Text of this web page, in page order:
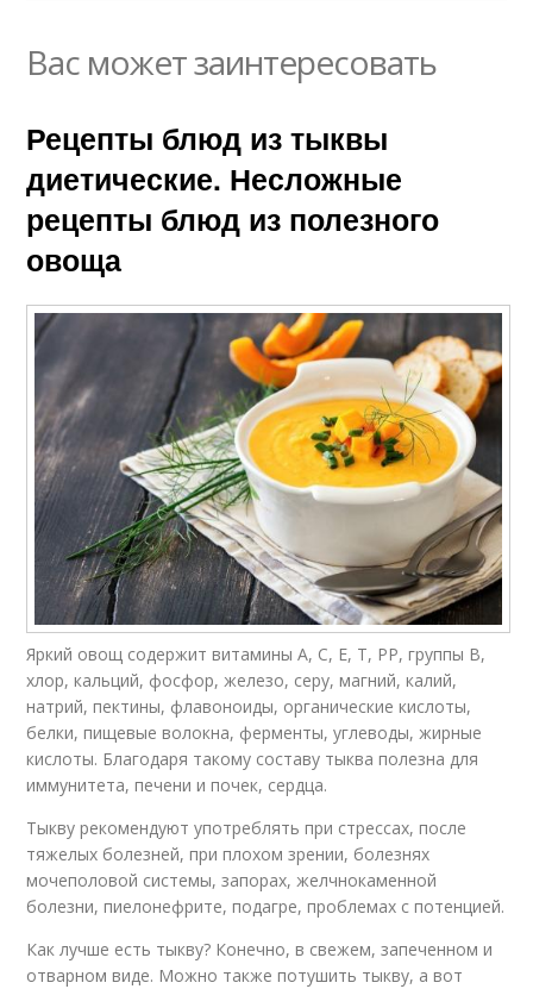
Вас может заинтересовать
Рецепты блюд из тыквы
диетические. Несложные
рецепты блюд из полезного
овоща
Яркий овощ содержит витамины А, С, Е, Т, РР, группы В,
хлор, кальций, фосфор, железо, серу, магний, калий,
натрий, пектины, флавоноиды, органические кислоты,
белки, пищевые волокна, ферменты, углеводы, жирные
кислоты. Благодаря такому составу тыква полезна для
иммунитета, печени и почек, сердца.
Тыкву рекомендуют употреблять при стрессах, после
тяжелых болезней, при плохом зрении, болезнях
мочеполовой системы, запорах, желчнокаменной
болезни, пиелонефрите, подагре, проблемах с потенцией.
Как лучше есть тыкву? Конечно, в свежем, запеченном и
отварном виде. Можно также потушить тыкву, а вот